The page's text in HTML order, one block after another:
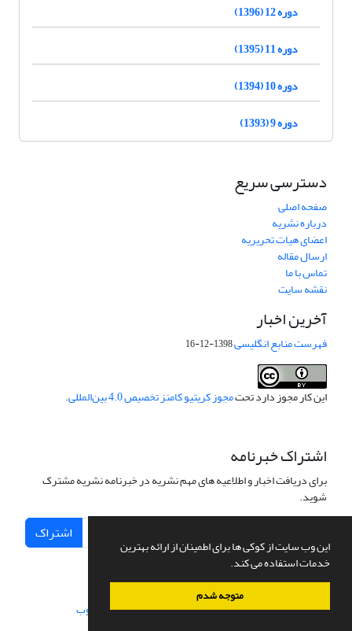
این وب سایت از کوکی ها برای اطمینان از ارائه بهترین
خدمات استفاده می کند.
متوجه شدم
دوره 12 (1396)
دوره 11 (1395)
دوره 10 (1394)
دوره 9 (1393)
دسترسی سریع
صفحه اصلی
درباره نشریه
اعضای هیات تحریریه
ارسال مقاله
تماس با ما
نقشه سایت
آخرین اخبار
فهرست منابع انگلیسی1398-12-16
این کار مجوز دارد تحتمجوز کریتیو کامنز تخصیص 4.0 بین‌المللی .
اشتراک خبرنامه
برای دریافت اخبار و اطلاعیه های مهم نشریه در خبرنامه نشریه مشترک
شوید.
اشتراک
سامانه مدیریت نشریات علمی.طراحی و پیاده سازی از سیناوب